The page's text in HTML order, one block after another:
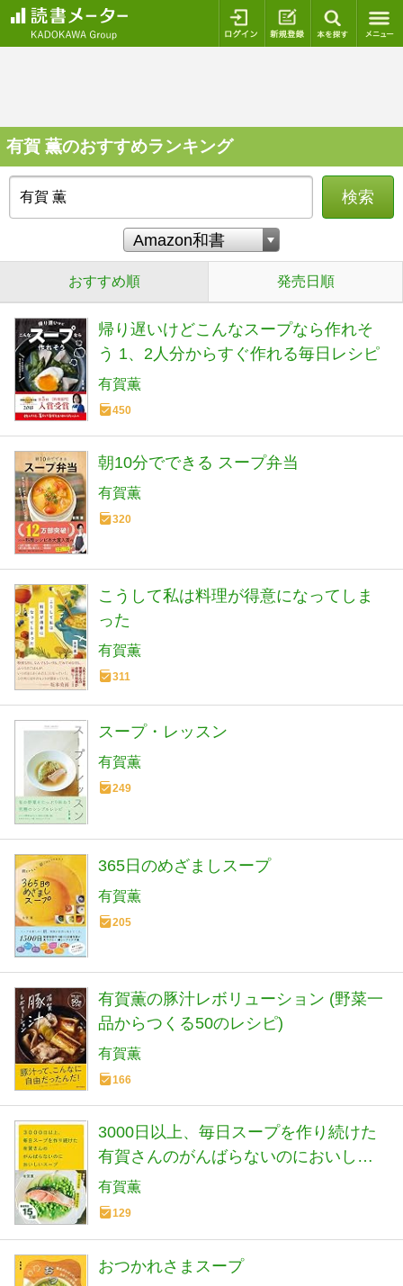
ログイン 新規登録
有賀 薫のおすすめランキング
検索
おすすめ順 発売日順
帰り遅いけどこんなスープなら作れそ
う 1、2人分からすぐ作れる毎日レシピ
有賀薫
450
朝10分でできる スープ弁当
有賀薫
320
こうして私は料理が得意になってしま
った
有賀薫
311
スープ・レッスン
有賀薫
249
365日のめざましスープ
有賀薫
205
有賀薫の豚汁レボリューション (野菜一
品からつくる50のレシピ)
有賀薫
166
3000日以上、毎日スープを作り続けた
有賀さんのがんばらないのにおいしい
スープ
有賀薫
129
おつかれさまスープ